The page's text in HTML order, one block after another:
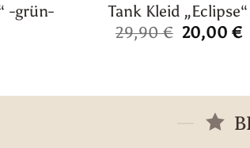
-grün-
Tank Kleid „Eclipse“
29,90€
Preis
20,00 €